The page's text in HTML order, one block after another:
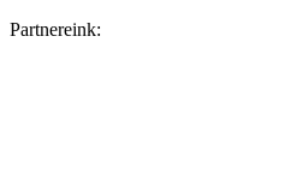
Partnereink: